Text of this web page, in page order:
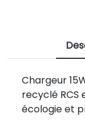
Chargeur
recyclé RCS
écologie et